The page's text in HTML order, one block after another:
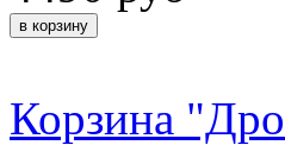
Корзина